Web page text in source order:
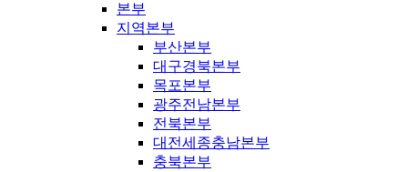
본부
지역본부
부산본부
대구경북본부
목포본부
광주전남본부
전북본부
대전세종충남본부
충북본부